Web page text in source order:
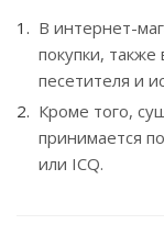
В интернет-
покупки,
песетителя и
Кроме того,
принимается
или ICQ.